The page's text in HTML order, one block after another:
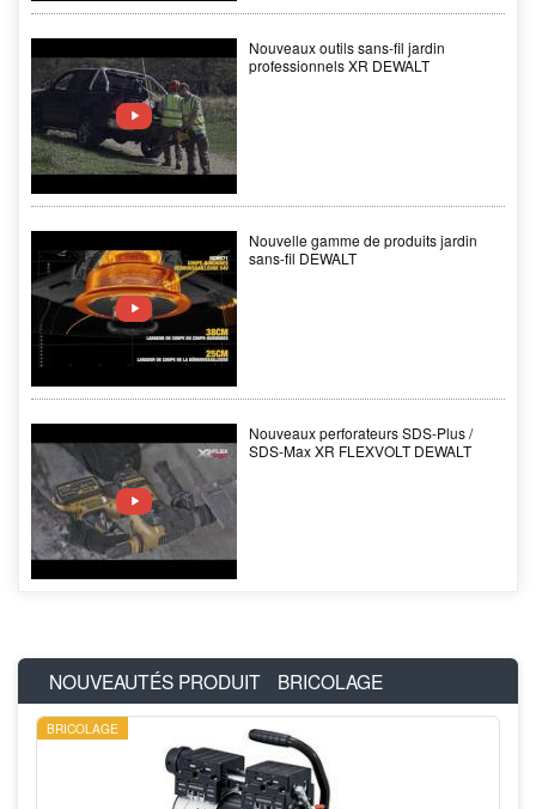
Nouveaux outils sans-fil jardin
professionnels XR DEWALT
Nouvelle gamme de produits jardin
sans-fil DEWALT
Nouveaux perforateurs SDS-Plus /
SDS-Max XR FLEXVOLT DEWALT
NOUVEAUTÉS PRODUIT BRICOLAGE
BRICOLAGE